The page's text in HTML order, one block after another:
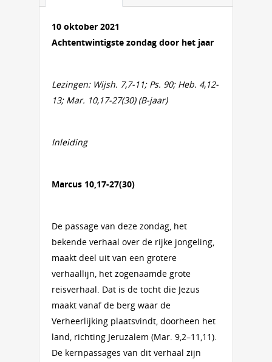
10 oktober 2021
Achtentwintigste zondag door het jaar
Lezingen: Wijsh. 7,7-11; Ps. 90; Heb. 4,12-
13; Mar. 10,17-27(30) (B-jaar)
Inleiding
Marcus 10,17-27(30)
De passage van deze zondag, het
bekende verhaal over de rijke jongeling,
maakt deel uit van een grotere
verhaallijn, het zogenaamde grote
reisverhaal. Dat is de tocht die Jezus
maakt vanaf de berg waar de
Verheerlijking plaatsvindt, doorheen het
land, richting Jeruzalem (Mar. 9,2–11,11).
De kernpassages van dit verhaal zijn